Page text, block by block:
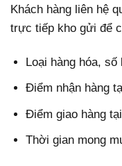
Khách hàng liên hệ
trực tiếp kho gửi để
Loại hàng hóa,
Điểm nhận hàng
Điểm giao hàng
Thời gian mong